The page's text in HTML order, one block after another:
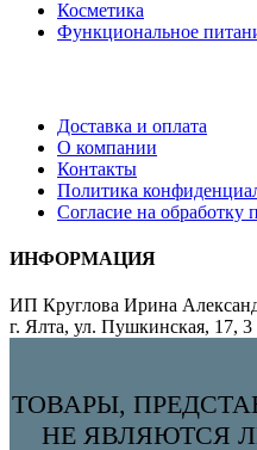
Косметика
Функциональное
Доставка и оплата
О компании
Контакты
Политика
Согласие на обработку
ИНФОРМАЦИЯ
ИП Круглова Ирина
г. Ялта, ул. Пушкинская, 17,
ТОВАРЫ,
НЕ ЯВЛЯЮТСЯ